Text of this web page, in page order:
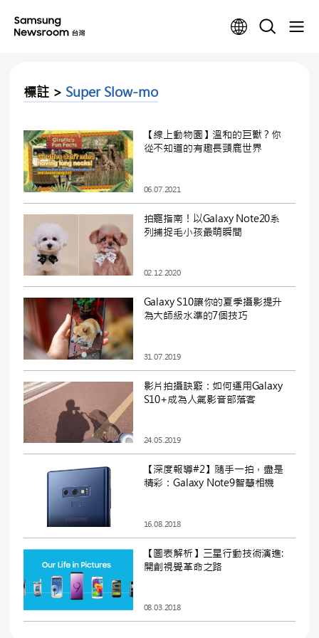
標註 > Super Slow-mo
【線上動物園】溫和的巨獸？你
從不知道的有趣長頸鹿世界
06.07.2021
拍寵指南！以Galaxy Note20系
列捕捉毛小孩最萌瞬間
02.12.2020
Galaxy S10讓你的夏季攝影提升
為大師級水準的7個技巧
31.07.2019
影片拍攝訣竅：如何運用Galaxy
S10+成為人氣影音部落客
24.05.2019
【深度報導#2】隨手一拍，盡是
精彩：Galaxy Note9智慧相機
16.08.2018
【圖表解析】三星行動技術演進:
開創視覺革命之路
08.03.2018